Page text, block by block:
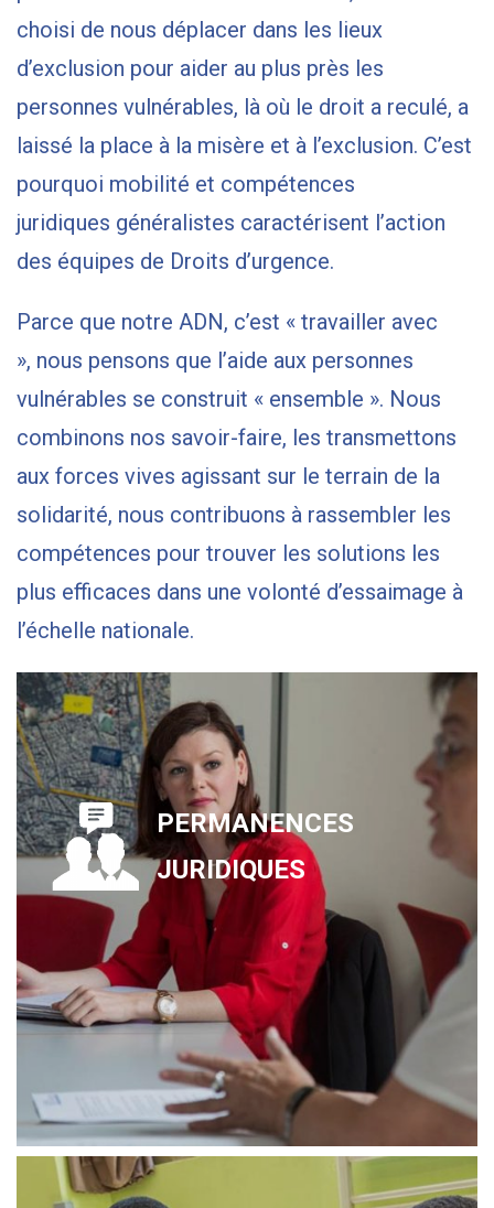
choisi de nous déplacer dans les lieux
d’exclusion pour aider au plus près les
personnes vulnérables, là où le droit a reculé, a
laissé la place à la misère et à l’exclusion. C’est
pourquoi mobilité et compétences
juridiques généralistes caractérisent l’action
des équipes de Droits d’urgence.
Parce que notre ADN, c’est « travailler avec
», nous pensons que l’aide aux personnes
vulnérables se construit « ensemble ». Nous
combinons nos savoir-faire, les transmettons
aux forces vives agissant sur le terrain de la
solidarité, nous contribuons à rassembler les
compétences pour trouver les solutions les
plus efficaces dans une volonté d’essaimage à
l’échelle nationale.
PERMANENCES
JURIDIQUES